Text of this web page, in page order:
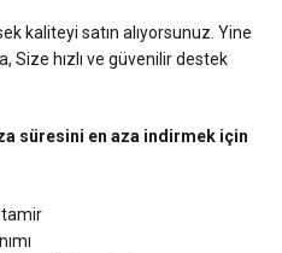
kaliteyi satın alıyorsunuz. Yine
Size hızlı ve güvenilir destek
süresini en aza indirmek için
tamir